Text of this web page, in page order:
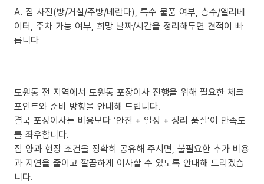
A. 짐 사진(방/거실/주방/베란다), 특수 물품 여부, 층수/엘리베
이터, 주차 가능 여부, 희망 날짜/시간을 정리해두면 견적이 빠
릅니다
도원동 전 지역에서 도원동 포장이사 진행을 위해 필요한 체크
포인트와 준비 방향을 안내해 드립니다.
결국 포장이사는 비용보다 ‘안전 + 일정 + 정리 품질’이 만족도
를 좌우합니다.
짐 양과 현장 조건을 정확히 공유해 주시면, 불필요한 추가 비용
과 지연을 줄이고 깔끔하게 이사할 수 있도록 안내해 드리겠습
니다.